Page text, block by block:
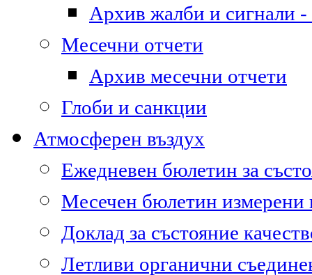
Архив жалби и сигнали -
Месечни отчети
Архив месечни отчети
Глоби и санкции
Атмосферен въздух
Ежедневен бюлетин за
Месечен бюлетин
Доклад за състояние
Летливи органични